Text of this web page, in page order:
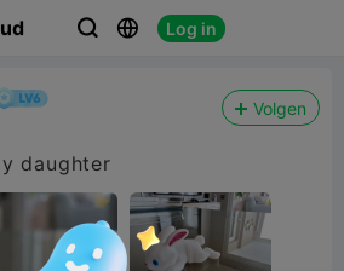
  Log in
Volgen
daughter